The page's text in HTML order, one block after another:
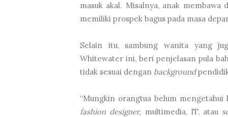
masuk akal. Misalnya, anak
memiliki prospek bagus pada masa
Selain itu, sambung wanita yang
Whitewater ini, beri penjelasan pula
tidak sesuai dengan background
“Mungkin orangtua belum
fashion designer, multimedia, IT, atau